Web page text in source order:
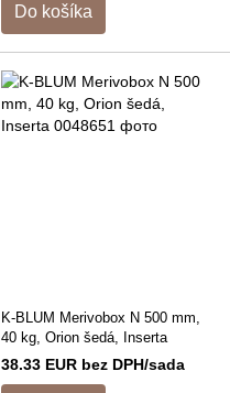
Do košíka
K-BLUM Merivobox N 500 mm,
40 kg, Orion šedá, Inserta
38.33 EUR bez DPH/sada